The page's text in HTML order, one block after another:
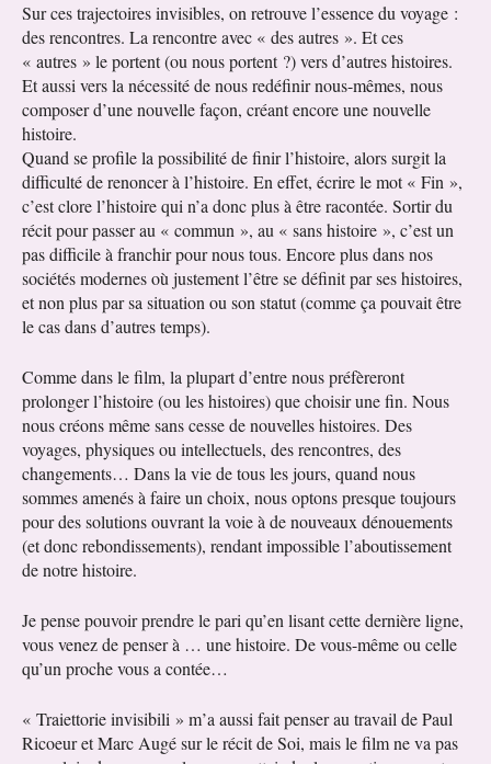
Sur ces trajectoires invisibles, on retrouve l’essence du voyage :
des rencontres. La rencontre avec « des autres ». Et ces
« autres » le portent (ou nous portent ?) vers d’autres histoires.
Et aussi vers la nécessité de nous redéfinir nous-mêmes, nous
composer d’une nouvelle façon, créant encore une nouvelle
histoire.
Quand se profile la possibilité de finir l’histoire, alors surgit la
difficulté de renoncer à l’histoire. En effet, écrire le mot « Fin »,
c’est clore l’histoire qui n’a donc plus à être racontée. Sortir du
récit pour passer au « commun », au « sans histoire », c’est un
pas difficile à franchir pour nous tous. Encore plus dans nos
sociétés modernes où justement l’être se définit par ses histoires,
et non plus par sa situation ou son statut (comme ça pouvait être
le cas dans d’autres temps).
Comme dans le film, la plupart d’entre nous préfèreront
prolonger l’histoire (ou les histoires) que choisir une fin. Nous
nous créons même sans cesse de nouvelles histoires. Des
voyages, physiques ou intellectuels, des rencontres, des
changements… Dans la vie de tous les jours, quand nous
sommes amenés à faire un choix, nous optons presque toujours
pour des solutions ouvrant la voie à de nouveaux dénouements
(et donc rebondissements), rendant impossible l’aboutissement
de notre histoire.
Je pense pouvoir prendre le pari qu’en lisant cette dernière ligne,
vous venez de penser à … une histoire. De vous-même ou celle
qu’un proche vous a contée…
« Traiettorie invisibili » m’a aussi fait penser au travail de Paul
Ricoeur et Marc Augé sur le récit de Soi, mais le film ne va pas